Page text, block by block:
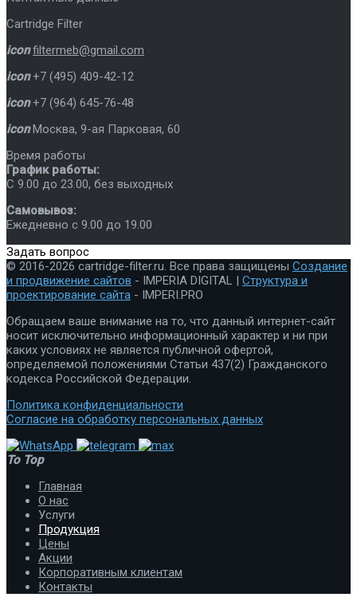
Cartridge Filter
icon filtermeb@gmail.com
icon +7 (495) 409-42-12
icon +7 (964) 645-76-48
icon Москва, 9-ая Парковая, 60
Время работы
График работы:
C 9.00 до 23.00, без выходных
Самовывоз:
Ежедневно с 9.00 до 19.00
Задать вопрос
© 2016-2026 cartridge-filter.ru. Все права защищены Создание
и продвижение сайтов - IMPERIA DIGITAL | Структура и
проектирование сайта - IMPERI.PRO
Обращаем ваше внимание на то, что данный интернет-сайт
носит исключительно информационный характер и ни при
каких условиях не является публичной офертой,
определяемой положениями Статьи 437(2) Гражданского
кодекса Российской Федерации.
Политика конфиденциальности
Согласие на обработку персональных данных
To Top
Главная
О нас
Услуги
Продукция
Цены
Акции
Корпоративным клиентам
Контакты